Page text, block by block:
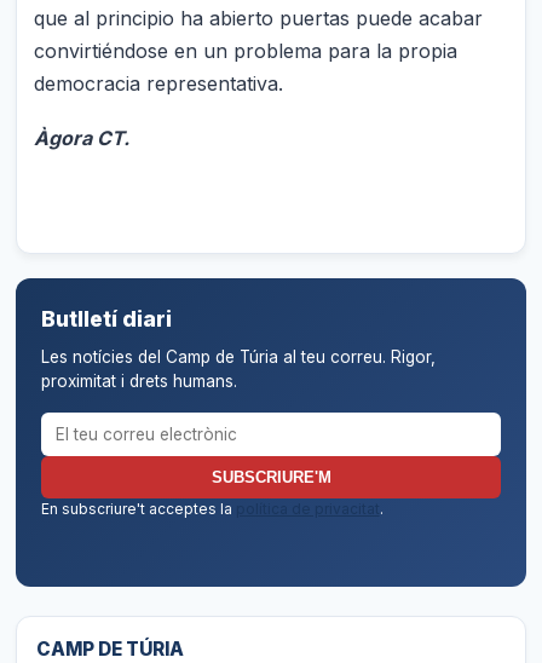
que al principio ha abierto puertas puede acabar
convirtiéndose en un problema para la propia
democracia representativa.
Àgora CT.
Butlletí diari
Les notícies del Camp de Túria al teu correu. Rigor,
proximitat i drets humans.
Correu electrònic per al butlletí
SUBSCRIURE'M
En subscriure't acceptes la
política de privacitat.
CAMP DE TÚRIA